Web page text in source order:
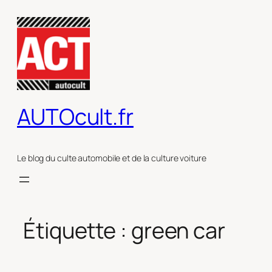
contenu
AUTOcult.fr
Le blog du culte automobile et de la culture voiture
Étiquette : green car